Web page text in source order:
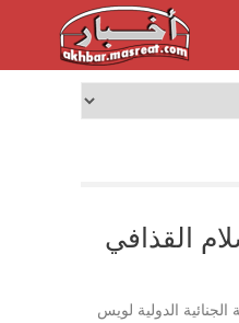
القذافي
الدولية لويس